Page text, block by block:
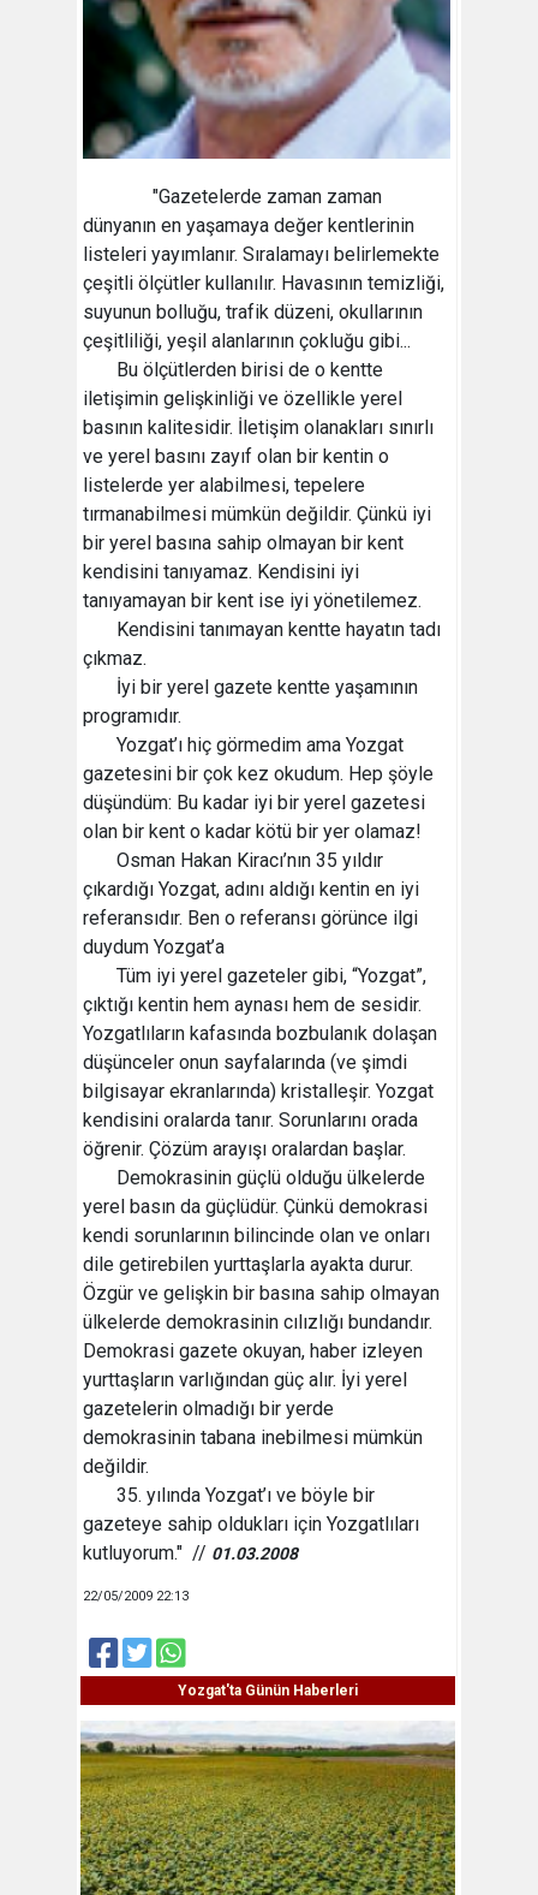
"Gazetelerde zaman zaman
dünyanın en yaşamaya değer kentlerinin
listeleri yayımlanır. Sıralamayı belirlemekte
çeşitli ölçütler kullanılır. Havasının temizliği,
suyunun bolluğu, trafik düzeni, okullarının
çeşitliliği, yeşil alanlarının çokluğu gibi...
Bu ölçütlerden birisi de o kentte
iletişimin gelişkinliği ve özellikle yerel
basının kalitesidir. İletişim olanakları sınırlı
ve yerel basını zayıf olan bir kentin o
listelerde yer alabilmesi, tepelere
tırmanabilmesi mümkün değildir. Çünkü iyi
bir yerel basına sahip olmayan bir kent
kendisini tanıyamaz. Kendisini iyi
tanıyamayan bir kent ise iyi yönetilemez.
Kendisini tanımayan kentte hayatın tadı
çıkmaz.
İyi bir yerel gazete kentte yaşamının
programıdır.
Yozgat’ı hiç görmedim ama Yozgat
gazetesini bir çok kez okudum. Hep şöyle
düşündüm: Bu kadar iyi bir yerel gazetesi
olan bir kent o kadar kötü bir yer olamaz!
Osman Hakan Kiracı’nın 35 yıldır
çıkardığı Yozgat, adını aldığı kentin en iyi
referansıdır. Ben o referansı görünce ilgi
duydum Yozgat’a
Tüm iyi yerel gazeteler gibi, “Yozgat”,
çıktığı kentin hem aynası hem de sesidir.
Yozgatlıların kafasında bozbulanık dolaşan
düşünceler onun sayfalarında (ve şimdi
bilgisayar ekranlarında) kristalleşir. Yozgat
kendisini oralarda tanır. Sorunlarını orada
öğrenir. Çözüm arayışı oralardan başlar.
Demokrasinin güçlü olduğu ülkelerde
yerel basın da güçlüdür. Çünkü demokrasi
kendi sorunlarının bilincinde olan ve onları
dile getirebilen yurttaşlarla ayakta durur.
Özgür ve gelişkin bir basına sahip olmayan
ülkelerde demokrasinin cılızlığı bundandır.
Demokrasi gazete okuyan, haber izleyen
yurttaşların varlığından güç alır. İyi yerel
gazetelerin olmadığı bir yerde
demokrasinin tabana inebilmesi mümkün
değildir.
35. yılında Yozgat’ı ve böyle bir
gazeteye sahip oldukları için Yozgatlıları
kutluyorum." // 01.03.2008
22/05/2009 22:13
Yozgat'ta Günün Haberleri